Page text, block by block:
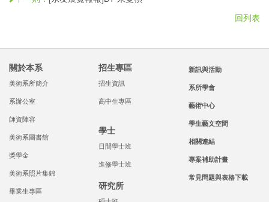
回列表
關於本系
美術系所簡介
系辦公室
師資陣容
美術系圖書館
獎學金
美術系照片集錦
畢業生專區
招生專區
招生資訊
高中生專區
學士
日間學士班
進修學士班
研究所
新訊與活動
系所學會
藝術中心
學生藝文空間
相關連結
專案補助計畫
常見問題與表格下載